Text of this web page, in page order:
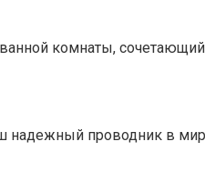
комнаты, сочетающий
надежный проводник в